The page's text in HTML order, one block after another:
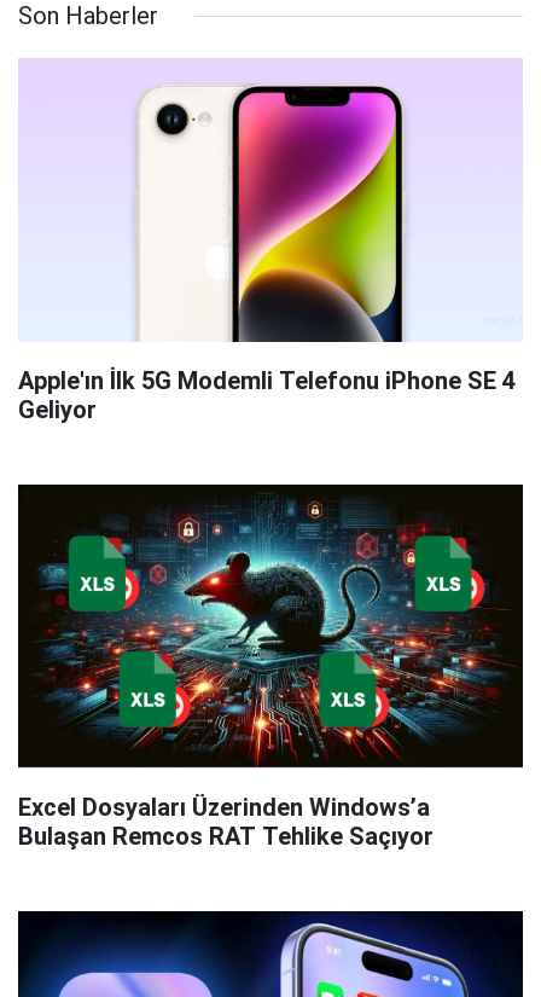
Son Haberler
Apple'ın İlk 5G Modemli Telefonu iPhone SE 4
Geliyor
Excel Dosyaları Üzerinden Windows’a
Bulaşan Remcos RAT Tehlike Saçıyor